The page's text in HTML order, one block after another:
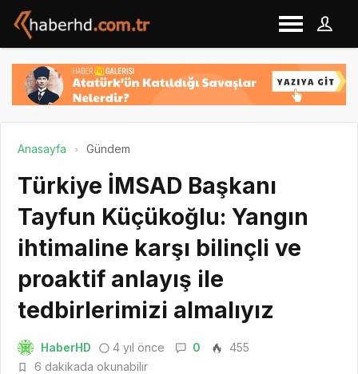
Anasayfa Gündem
Türkiye İMSAD Başkanı
Tayfun Küçükoğlu: Yangın
ihtimaline karşı bilinçli ve
proaktif anlayış ile
tedbirlerimizi almalıyız
HaberHD 4 yıl önce 0
455
6 dakikada okunabilir